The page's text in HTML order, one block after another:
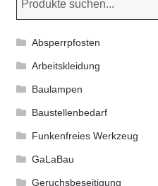
Stadtmöblierung
Verschiedenes
Werkzeuge
Absperrpfosten
Arbeitskleidung
Baulampen
Baustellenbedarf
Funkenfreies Werkzeug
GaLaBau
Geruchsbeseitigung